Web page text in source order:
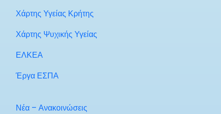
Χάρτης Υγείας Κρήτης
Χάρτης Ψυχικής Υγείας
ΕΛΚΕΑ
Έργα ΕΣΠΑ
Νέα – Ανακοινώσεις